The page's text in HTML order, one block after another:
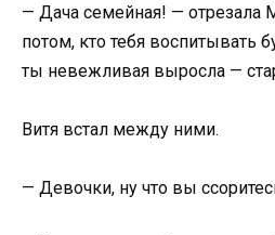
— Дача семейная! — отрезала
потом, кто тебя воспитывать
ты невежливая выросла —
Витя встал между ними.
— Девочки, ну что вы